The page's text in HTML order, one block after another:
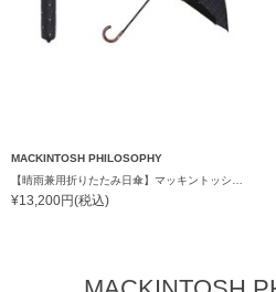
MACKINTOSH PHILOSOPHY
¥13,200円(税込)